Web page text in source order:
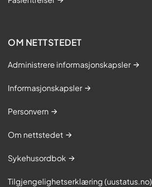
OM NETTSTEDET
Administrere informasjonskapsler
Informasjonskapsler
Personvern
Om nettstedet
Sykehusordbok
Tilgjengelighetserklæring (uustatus.no)